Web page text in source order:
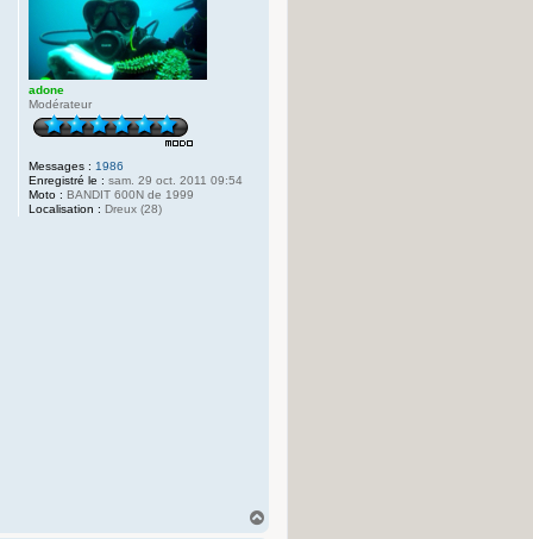
adone
Modérateur
Messages : 1986
Enregistré le : sam. 29 oct. 2011 09:54
Moto : BANDIT 600N de 1999
Localisation : Dreux (28)